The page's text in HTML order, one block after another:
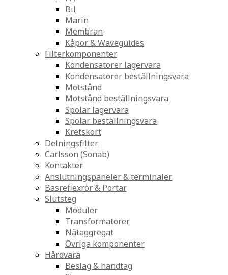
Bil
Marin
Membran
Kåpor & Waveguides
Filterkomponenter
Kondensatorer lagervara
Kondensatorer beställningsvara
Motstånd
Motstånd beställningsvara
Spolar lagervara
Spolar beställningsvara
Kretskort
Delningsfilter
Carlsson (Sonab)
Kontakter
Anslutningspaneler & terminaler
Basreflexrör & Portar
Slutsteg
Moduler
Transformatorer
Nätaggregat
Övriga komponenter
Hårdvara
Beslag & handtag